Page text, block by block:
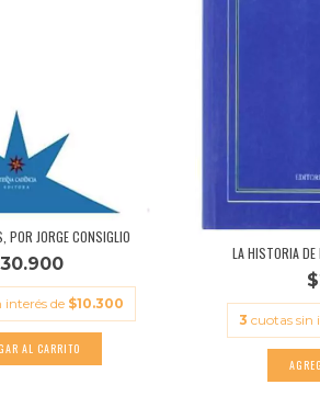
POR JORGE CONSIGLIO
interés de $10.300
LA HISTORIA DE
3 cuotas sin